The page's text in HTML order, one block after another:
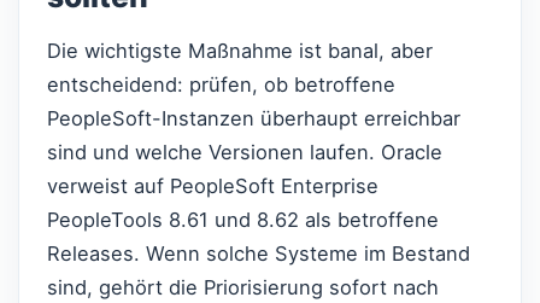
Die wichtigste Maßnahme ist banal, aber
entscheidend: prüfen, ob betroffene
PeopleSoft-Instanzen überhaupt erreichbar
sind und welche Versionen laufen. Oracle
verweist auf PeopleSoft Enterprise
PeopleTools 8.61 und 8.62 als betroffene
Releases. Wenn solche Systeme im Bestand
sind, gehört die Priorisierung sofort nach